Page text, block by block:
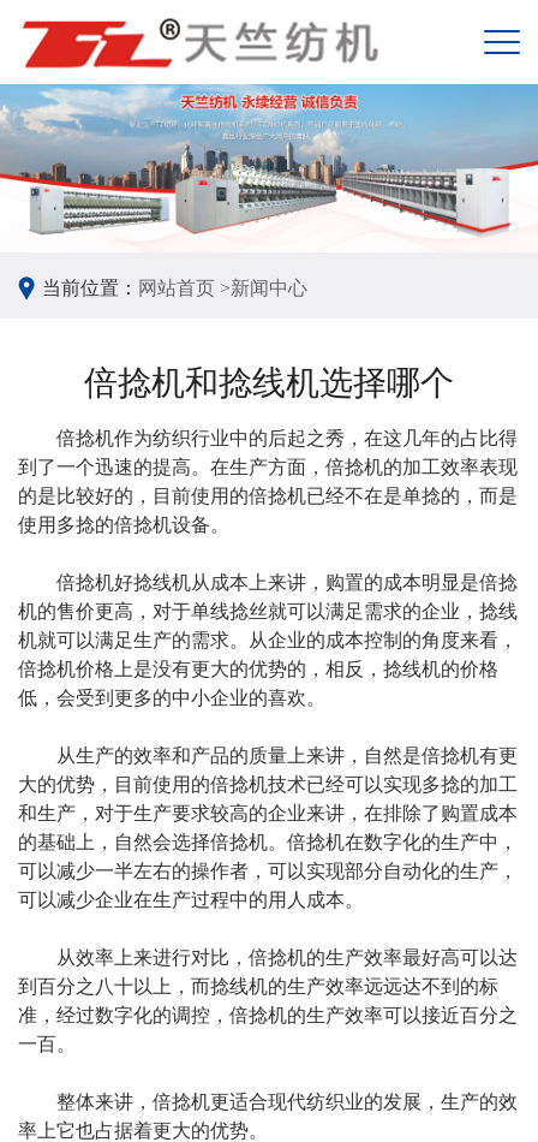
当前位置： 网站首页 >新闻中心
倍捻机和捻线机选择哪个
倍捻机作为纺织行业中的后起之秀，在这几年的占比得
到了一个迅速的提高。在生产方面，倍捻机的加工效率表现
的是比较好的，目前使用的倍捻机已经不在是单捻的，而是
使用多捻的倍捻机设备。
倍捻机好捻线机从成本上来讲，购置的成本明显是倍捻
机的售价更高，对于单线捻丝就可以满足需求的企业，捻线
机就可以满足生产的需求。从企业的成本控制的角度来看，
倍捻机价格上是没有更大的优势的，相反，捻线机的价格
低，会受到更多的中小企业的喜欢。
从生产的效率和产品的质量上来讲，自然是倍捻机有更
大的优势，目前使用的倍捻机技术已经可以实现多捻的加工
和生产，对于生产要求较高的企业来讲，在排除了购置成本
的基础上，自然会选择倍捻机。倍捻机在数字化的生产中，
可以减少一半左右的操作者，可以实现部分自动化的生产，
可以减少企业在生产过程中的用人成本。
从效率上来进行对比，倍捻机的生产效率最好高可以达
到百分之八十以上，而捻线机的生产效率远远达不到的标
准，经过数字化的调控，倍捻机的生产效率可以接近百分之
一百。
整体来讲，倍捻机更适合现代纺织业的发展，生产的效
率上它也占据着更大的优势。